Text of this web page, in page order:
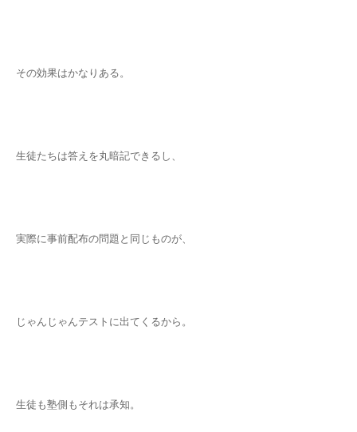
その効果はかなりある。
生徒たちは答えを丸暗記できるし、
実際に事前配布の問題と同じものが、
じゃんじゃんテストに出てくるから。
生徒も塾側もそれは承知。